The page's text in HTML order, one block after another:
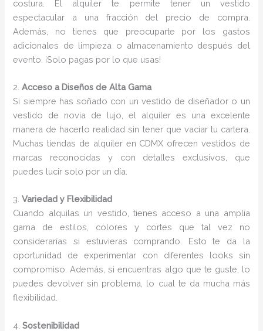
costura. El alquiler te permite tener un vestido
espectacular a una fracción del precio de compra.
Además, no tienes que preocuparte por los gastos
adicionales de limpieza o almacenamiento después del
evento. ¡Solo pagas por lo que usas!
2.Acceso a Diseños de Alta Gama
Si siempre has soñado con un vestido de diseñador o un
vestido de novia de lujo, el alquiler es una excelente
manera de hacerlo realidad sin tener que vaciar tu cartera.
Muchas tiendas de alquiler en CDMX ofrecen vestidos de
marcas reconocidas y con detalles exclusivos, que
puedes lucir solo por un día.
3.Variedad y Flexibilidad
Cuando alquilas un vestido, tienes acceso a una amplia
gama de estilos, colores y cortes que tal vez no
considerarías si estuvieras comprando. Esto te da la
oportunidad de experimentar con diferentes looks sin
compromiso. Además, si encuentras algo que te guste, lo
puedes devolver sin problema, lo cual te da mucha más
flexibilidad.
4.Sostenibilidad